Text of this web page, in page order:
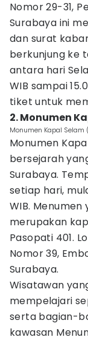
Nomor 29-31,
Surabaya ini
dan surat
berkunjung ke
antara hari
WIB sampai
tiket untuk
2. Monumen
Monumen Kapal Selam
Monumen
bersejarah
Surabaya.
setiap hari,
WIB. Menumen
merupakan
Pasopati 401.
Nomor 39,
Surabaya.
Wisatawan
mempelajari
serta bagian-
kawasan